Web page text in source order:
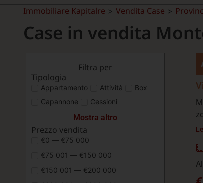
Immobiliare Kapitalre > Vendita Case >
Case in vendita
Filtra per
Tipologia
Appartamento Attività
Box
Capannone
Cessioni
Mostra altro
Prezzo vendita
€0 — €75 000
€75 001 — €150 000
€150 001 — €200 000